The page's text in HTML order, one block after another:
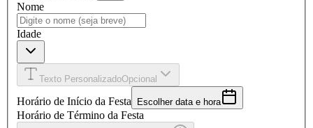
Nome
Idade
Texto PersonalizadoOpcional
Horário de Início da Festa Escolher data e hora
Horário de Término da Festa